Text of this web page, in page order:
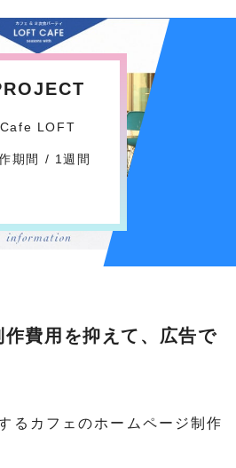
Cafe LOFT
期間 / 1週間
費用を抑えて、広告で
るカフェのホームページ制作